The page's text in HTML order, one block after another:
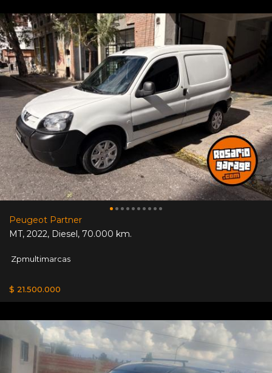
Peugeot Partner
MT, 2022, Diesel, 70.000 km.
Zpmultimarcas
$ 21.500.000